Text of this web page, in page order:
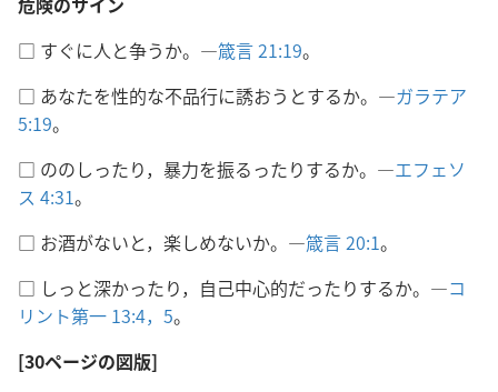
□ すぐに人と争うか。―箴言 21:19。
□ あなたを性的な不品行に誘おうとするか。―ガラテア
5:19。
□ ののしったり，暴力を振るったりするか。―エフェソ
ス 4:31。
□ お酒がないと，楽しめないか。―箴言 20:1。
□ しっと深かったり，自己中心的だったりするか。―コ
リント第一 13:4，5。
[30ページの図版]